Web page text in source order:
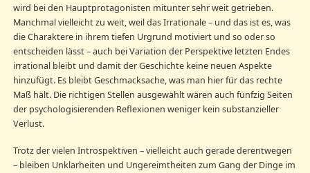
wird bei den Hauptprotagonisten mitunter sehr weit getrieben.
Manchmal vielleicht zu weit, weil das Irrationale – und das ist es, was
die Charaktere in ihrem tiefen Urgrund motiviert und so oder so
entscheiden lässt – auch bei Variation der Perspektive letzten Endes
irrational bleibt und damit der Geschichte keine neuen Aspekte
hinzufügt. Es bleibt Geschmacksache, was man hier für das rechte
Maß hält. Die richtigen Stellen ausgewählt wären auch fünfzig Seiten
der psychologisierenden Reflexionen weniger kein substanzieller
Verlust.
Trotz der vielen Introspektiven – vielleicht auch gerade derentwegen
– bleiben Unklarheiten und Ungereimtheiten zum Gang der Dinge im